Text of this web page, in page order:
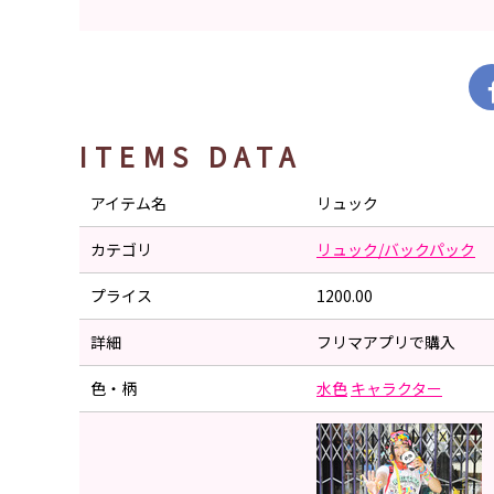
ITEMS DATA
アイテム名 リュック
カテゴリ リュック/バックパック
プライス 1200.00
詳細 フリマアプリで購入
色・柄 水色 キャラクター